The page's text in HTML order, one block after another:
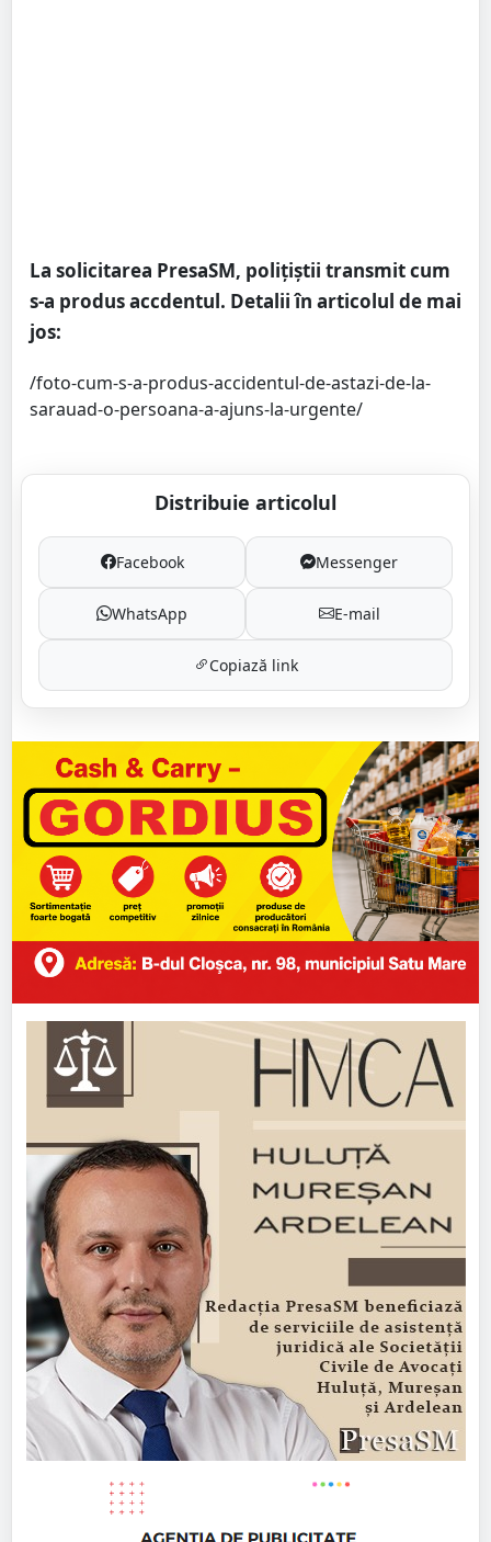
La solicitarea PresaSM, polițiștii transmit cum
s-a produs accdentul. Detalii în articolul de mai
jos:
/foto-cum-s-a-produs-accidentul-de-astazi-de-la-
sarauad-o-persoana-a-ajuns-la-urgente/
Distribuie articolul
Facebook Messenger
WhatsApp E-mail
Copiază link